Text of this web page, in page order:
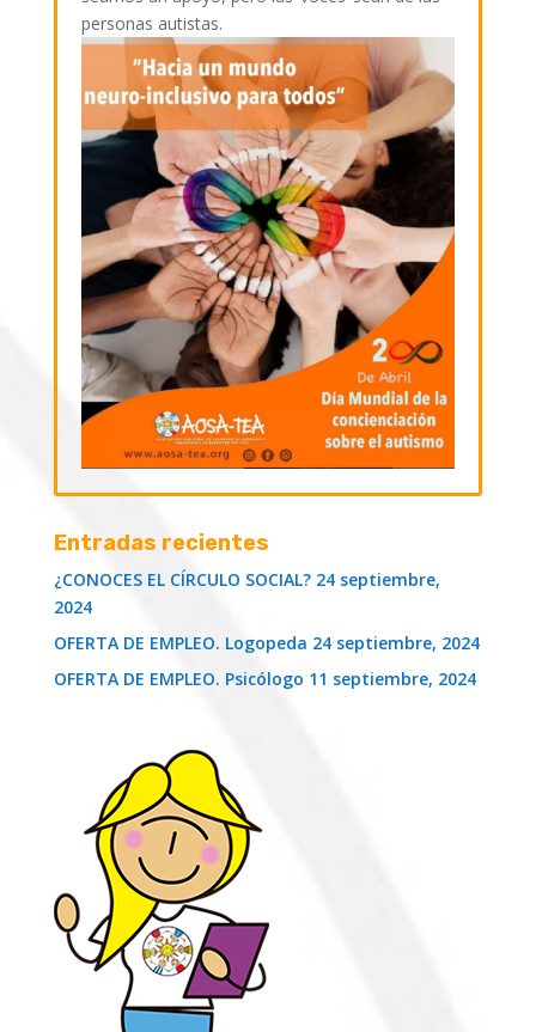
personas autistas.
Entradas recientes
¿CONOCES EL CÍRCULO SOCIAL? 24 septiembre,
2024
OFERTA DE EMPLEO. Logopeda 24 septiembre, 2024
OFERTA DE EMPLEO. Psicólogo 11 septiembre, 2024